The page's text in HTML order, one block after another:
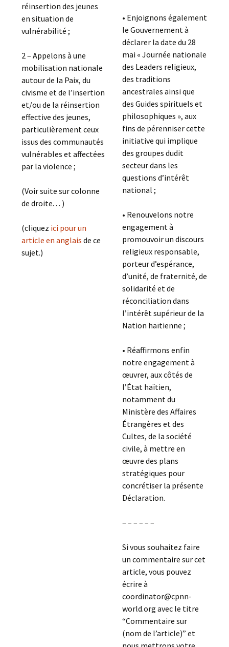
réinsertion des jeunes
en situation de
vulnérabilité ;
2 – Appelons à une
mobilisation nationale
autour de la Paix, du
civisme et de l’insertion
et/ou de la réinsertion
effective des jeunes,
particulièrement ceux
issus des communautés
vulnérables et affectées
par la violence ;
(Voir suite sur colonne
de droite. . . )
(cliquez ici pour un
article en anglais de ce
sujet.)
• Enjoignons également
le Gouvernement à
déclarer la date du 28
mai « Journée nationale
des Leaders religieux,
des traditions
ancestrales ainsi que
des Guides spirituels et
philosophiques », aux
fins de pérenniser cette
initiative qui implique
des groupes dudit
secteur dans les
questions d’intérêt
national ;
• Renouvelons notre
engagement à
promouvoir un discours
religieux responsable,
porteur d’espérance,
d’unité, de fraternité, de
solidarité et de
réconciliation dans
l’intérêt supérieur de la
Nation haïtienne ;
• Réaffirmons enfin
notre engagement à
œuvrer, aux côtés de
l’État haïtien,
notamment du
Ministère des Affaires
Étrangères et des
Cultes, de la société
civile, à mettre en
œuvre des plans
stratégiques pour
concrétiser la présente
Déclaration.
– – – – – –
Si vous souhaitez faire
un commentaire sur cet
article, vous pouvez
écrire à
coordinator@cpnn-
world.org avec le titre
“Commentaire sur
(nom de l’article)” et